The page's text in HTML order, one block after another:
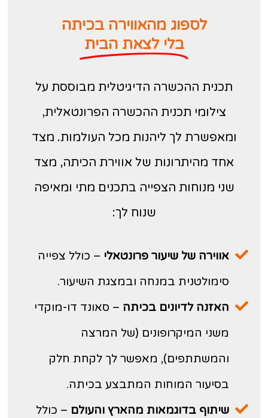
לספוג מהאווירה בכיתה
בלי לצאת הבית
תכנית ההכשרה הדיגיטלית מבוססת על
צילומי תכנית ההכשרה הפרונטאלית,
ומאפשרת לך ליהנות מכל העולמות. מצד
אחד מהיתרונות של אווירת הכיתה, מצד
שני מנוחות הצפייה בתכנים מתי ומאיפה
שנוח לך:
אווירה של שיעור פרונטאלי – כולל צפייה
סימולטנית במנחה ובמצגת השיעור.
האזנה לדיונים בכיתה – סאונד דו-מוקדי
משני המיקרופונים (של המרצה
והמשתתפים), מאפשר לך לקחת חלק
בסיעור המוחות המתבצע בכיתה.
שיתוף בדוגמאות מהארץ והעולם – כולל